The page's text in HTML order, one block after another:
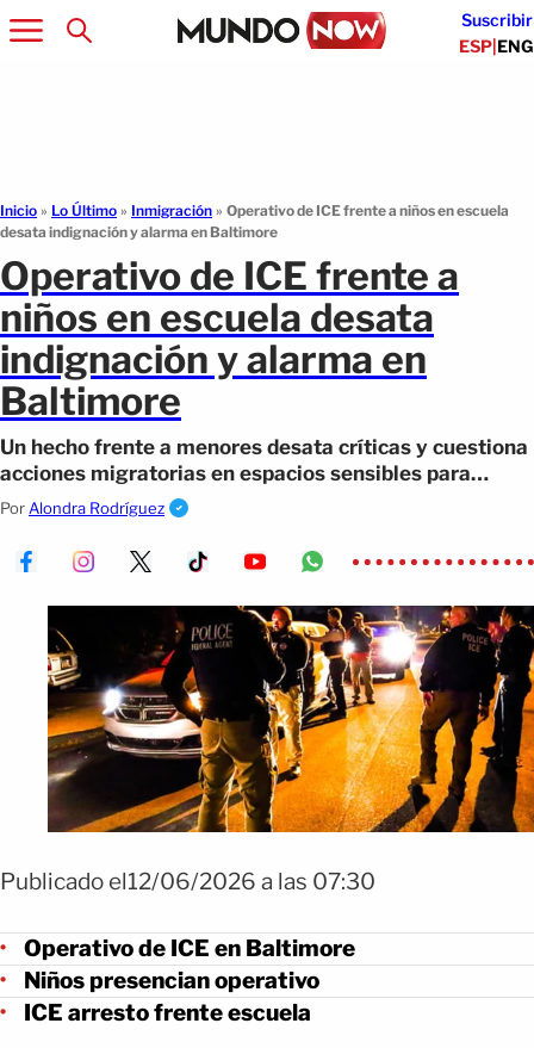
Suscribir
ESP|ENG
Inicio » Lo Último » Inmigración » Operativo de ICE frente a niños en escuela
desata indignación y alarma en Baltimore
Operativo de ICE frente a
niños en escuela desata
indignación y alarma en
Baltimore
Un hecho frente a menores desata críticas y cuestiona
acciones migratorias en espacios sensibles para
familias y comunidades escolares.
Por Alondra Rodríguez
Publicado el12/06/2026 a las 07:30
Operativo de ICE en Baltimore
Niños presencian operativo
ICE arresto frente escuela